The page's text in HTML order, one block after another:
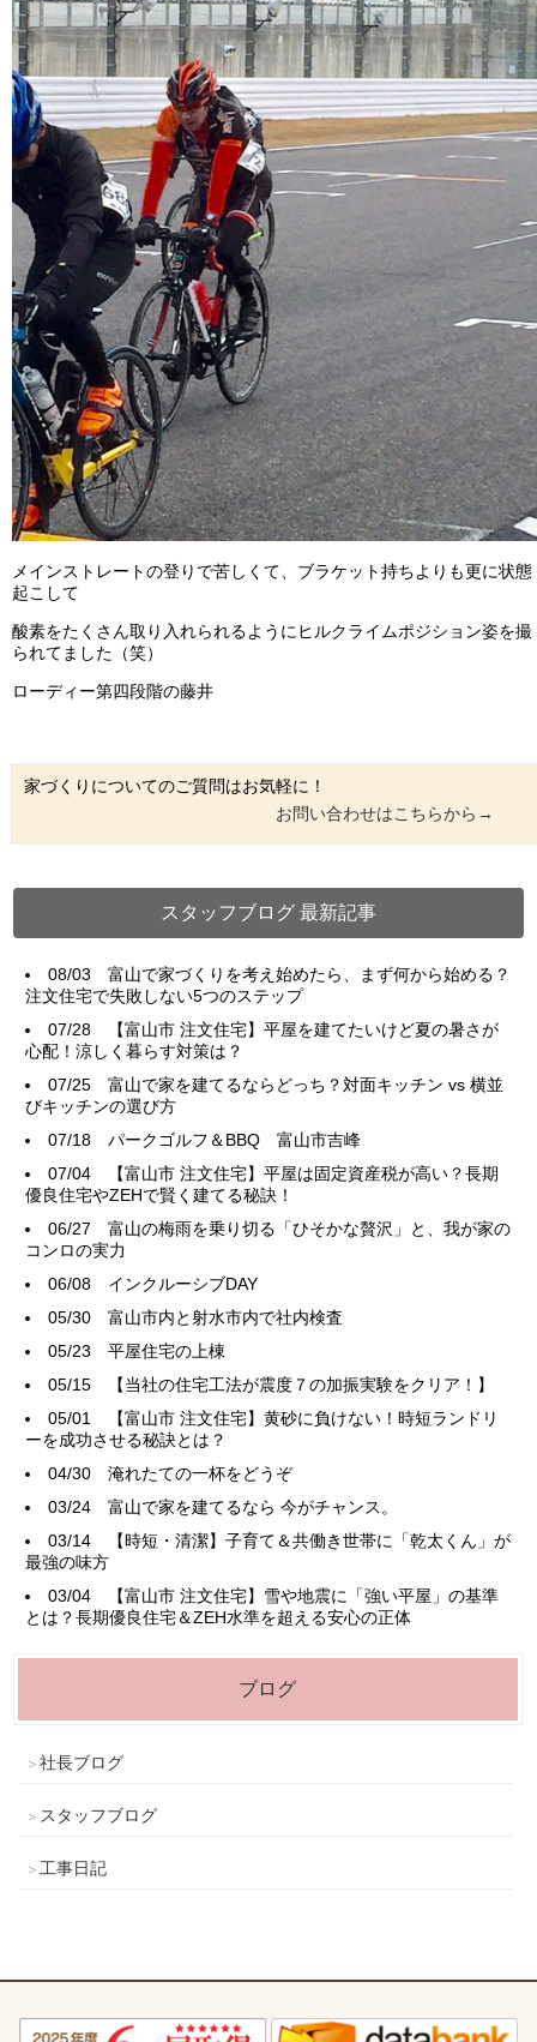
メインストレートの登りで苦しくて、ブラケット持ちよりも更に状態
起こして
酸素をたくさん取り入れられるようにヒルクライムポジション姿を撮
られてました（笑）
ローディー第四段階の藤井
家づくりについてのご質問はお気軽に！
お問い合わせはこちらから→
スタッフブログ 最新記事
08/03富山で家づくりを考え始めたら、まず何から始める？
注文住宅で失敗しない5つのステップ
07/28
【富山市 注文住宅】平屋を建てたいけど夏の暑さが
心配！涼しく暮らす対策は？
07/25富山で家を建てるならどっち？対面キッチン vs 横並
びキッチンの選び方
07/18パークゴルフ＆BBQ 富山市吉峰
07/04
【富山市 注文住宅】平屋は固定資産税が高い？長期
優良住宅やZEHで賢く建てる秘訣！
06/27富山の梅雨を乗り切る「ひそかな贅沢」と、我が家の
コンロの実力
06/08 インクルーシブDAY
05/30富山市内と射水市内で社内検査
05/23平屋住宅の上棟
05/15
【当社の住宅工法が震度７の加振実験をクリア！】
05/01
【富山市 注文住宅】黄砂に負けない！時短ランドリ
ーを成功させる秘訣とは？
04/30淹れたての一杯をどうぞ
03/24富山で家を建てるなら 今がチャンス。
03/14
【時短・清潔】子育て＆共働き世帯に「乾太くん」が
最強の味方
03/04
【富山市 注文住宅】雪や地震に「強い平屋」の基準
とは？長期優良住宅＆ZEH水準を超える安心の正体
ブログ
社長ブログ
スタッフブログ
工事日記